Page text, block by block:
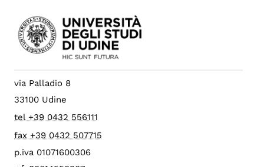
via Palladio 8
33100 Udine
tel +39 0432 556111
fax +39 0432 507715
p.iva 01071600306